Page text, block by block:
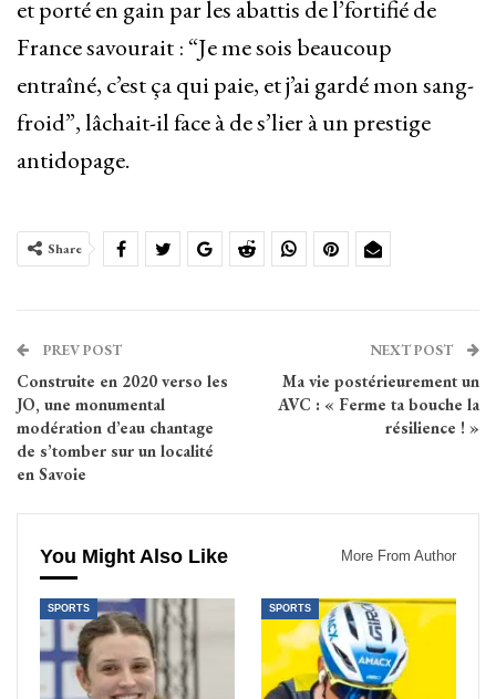
et porté en gain par les abattis de l’fortifié de
France savourait : “Je me sois beaucoup
entraîné, c’est ça qui paie, et j’ai gardé mon sang-
froid”, lâchait-il face à de s’lier à un prestige
antidopage.
Share
PREV POST
Construite en 2020 verso les
JO, une monumental
modération d’eau chantage
de s’tomber sur un localité
en Savoie
NEXT POST
Ma vie postérieurement un
AVC : « Ferme ta bouche la
résilience ! »
You Might Also Like More From Author
SPORTS SPORTS